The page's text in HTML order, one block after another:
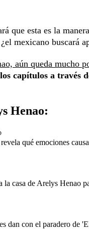
que esta es la
mexicano buscará
aún queda mucho
capítulos a través
Henao:
qué emociones
la casa de Arelys Henao
dan con el paradero de